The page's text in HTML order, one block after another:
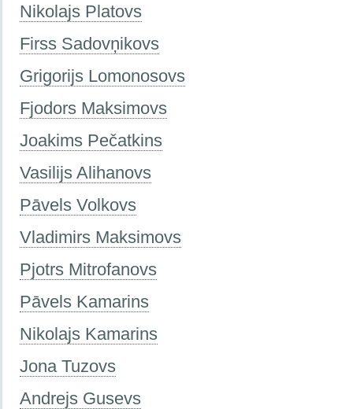
Nikolajs Platovs
Firss Sadovņikovs
Grigorijs Lomonosovs
Fjodors Maksimovs
Joakims Pečatkins
Vasilijs Alihanovs
Pāvels Volkovs
Vladimirs Maksimovs
Pjotrs Mitrofanovs
Pāvels Kamarins
Nikolajs Kamarins
Jona Tuzovs
Andrejs Gusevs